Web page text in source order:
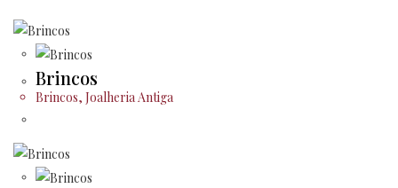
Brincos
Brincos, Joalheria Antiga